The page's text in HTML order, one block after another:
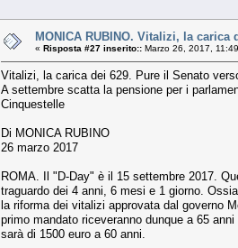
MONICA RUBINO. Vitalizi, la
« Risposta #27 inserito:: Marzo 26, 2017,
Vitalizi, la carica dei 629. Pure il Senato
A settembre scatta la pensione per i
Cinquestelle
Di MONICA RUBINO
26 marzo 2017
ROMA. Il "D-Day" è il 15 settembre 2017.
traguardo dei 4 anni, 6 mesi e 1 giorno.
la riforma dei vitalizi approvata dal governo
primo mandato riceveranno dunque a 65
sarà di 1500 euro a 60 anni.